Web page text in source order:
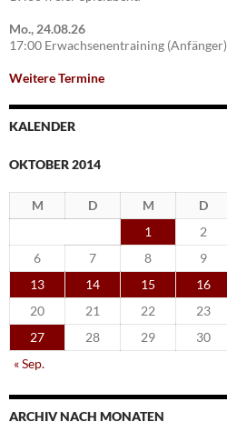
Mo., 24.08.26
17:00 Erwachsenentraining (Anfänger)
Weitere Termine
KALENDER
OKTOBER 2014
M D M D
1
2
6
7 8 9
13
14 15 16
20
21 22 23
27
28 29 30
« Sep.
ARCHIV NACH MONATEN